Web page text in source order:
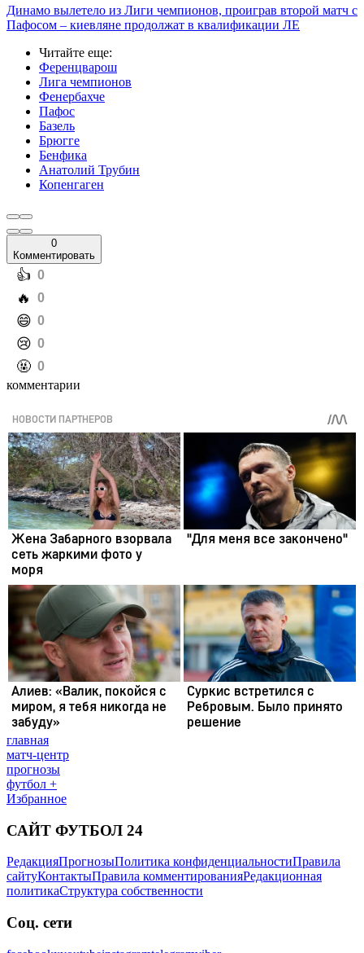
Динамо вылетело из Лиги чемпионов, проиграв второй матч с
Пафосом – киевляне продолжат в квалификации ЛЕ
Читайте еще:
Ференцварош
Лига чемпионов
Фенербахче
Пафос
Базель
Брюгге
Бенфика
Анатолий Трубин
Копенгаген
0
Комментировать
️👍 0
️🔥 0
️😄 0
️😢 0
️🤬 0
комментарии
главная
матч-центр
прогнозы
футбол +
Избранное
САЙТ ФУТБОЛ 24
РедакцияПрогнозыПолитика конфиденциальностиПравила
сайтуКонтактыПравила комментированияРедакционная
политикаСтруктура собственности
Соц. сети